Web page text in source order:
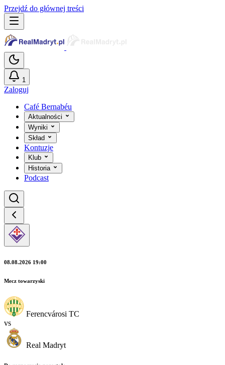
Przejdź do głównej treści
1
Zaloguj
Café Bernabéu
Aktualności
Wyniki
Skład
Kontuzje
Klub
Historia
Podcast
08.08.2026 19:00
Mecz towarzyski
Ferencvárosi TC
vs
Real Madryt